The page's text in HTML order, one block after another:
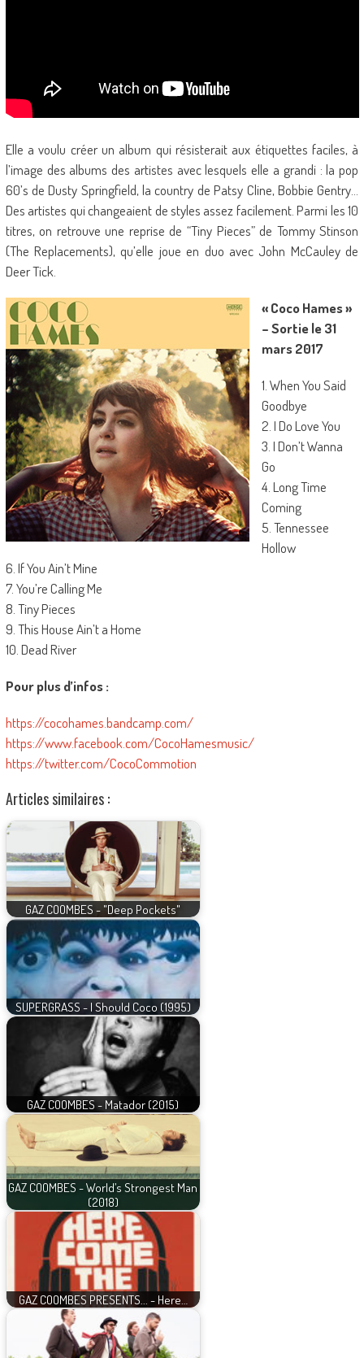
Elle a voulu créer un album qui résisterait aux étiquettes faciles, à
l’image des albums des artistes avec lesquels elle a grandi : la pop
60’s de Dusty Springfield, la country de Patsy Cline, Bobbie Gentry…
Des artistes qui changeaient de styles assez facilement. Parmi les 10
titres, on retrouve une reprise de “Tiny Pieces” de Tommy Stinson
(The Replacements), qu’elle joue en duo avec John McCauley de
Deer Tick.
« Coco Hames »
– Sortie le 31
mars 2017
1. When You Said
Goodbye
2. I Do Love You
3. I Don’t Wanna
Go
4. Long Time
Coming
5. Tennessee
Hollow
6. If You Ain’t Mine
7. You’re Calling Me
8. Tiny Pieces
9. This House Ain’t a Home
10. Dead River
Pour plus d’infos :
https://cocohames.bandcamp.com/
https://www.facebook.com/CocoHamesmusic/
https://twitter.com/CocoCommotion
Articles similaires :
GAZ COOMBES - "Deep Pockets"
SUPERGRASS - I Should Coco (1995)
GAZ COOMBES - Matador (2015)
GAZ COOMBES - World’s Strongest Man
(2018)
GAZ COOMBES PRESENTS... - Here…